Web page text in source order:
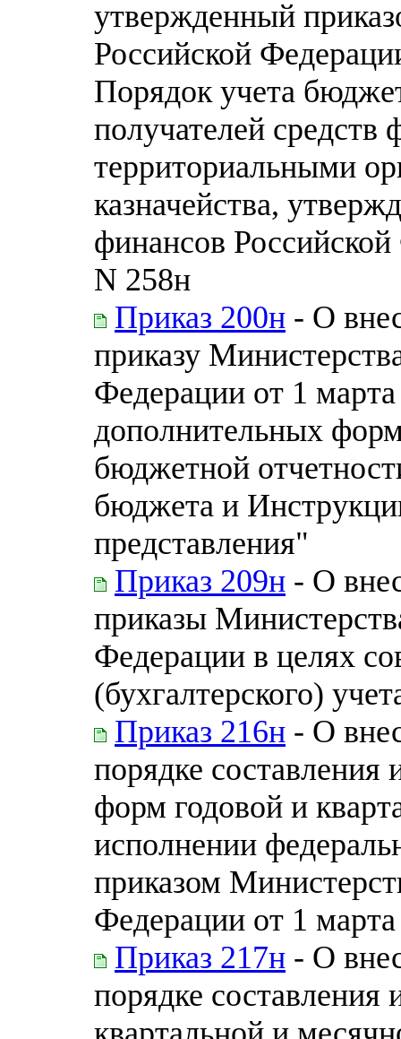
утвержденный
Российской
Порядок учета
получателей средств
территориальными
казначейства,
финансов
N 258н
Приказ 200н - О
приказу
Федерации от 1
дополнительных
бюджетной
бюджета и
представления"
Приказ 209н - О
приказы
Федерации в целях
(бухгалтерского)
Приказ 216н - О
порядке составления
форм годовой и
исполнении
приказом
Федерации от 1
Приказ 217н - О
порядке составления